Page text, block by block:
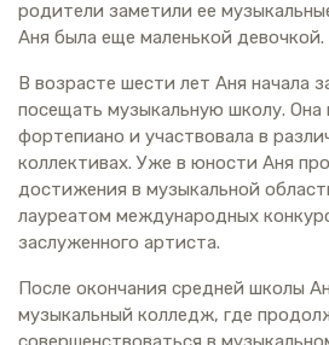
родители заметили ее
Аня была еще маленькой девочкой.
В возрасте шести лет Аня начала
посещать музыкальную школу. Она
фортепиано и участвовала в
коллективах. Уже в юности Аня
достижения в музыкальной
лауреатом международных
заслуженного артиста.
После окончания средней школы
музыкальный колледж, где